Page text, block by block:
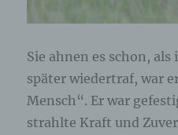
Sie ahnen es schon,
später wiedertraf, war
Mensch“. Er war
strahlte Kraft und
Dritte.
Internetseite
Wir bieten den Nutzern
auf der Internetseite des
Verantwortlichen